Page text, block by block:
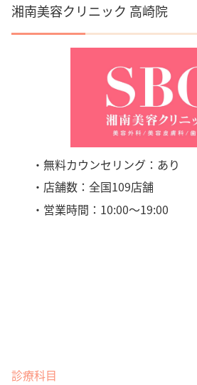
湘南美容クリニック 高崎院
・無料カウンセリング：あり
・店舗数：全国109店舗
・営業時間：10:00〜19:00
診療科目